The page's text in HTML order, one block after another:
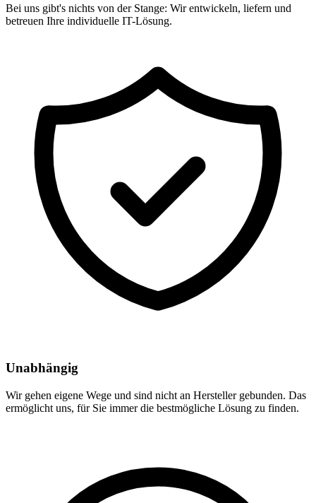
Bei uns gibt's nichts von der Stange: Wir entwickeln, liefern und
betreuen Ihre individuelle IT-Lösung.
Unabhängig
Wir gehen eigene Wege und sind nicht an Hersteller gebunden. Das
ermöglicht uns, für Sie immer die bestmögliche Lösung zu finden.